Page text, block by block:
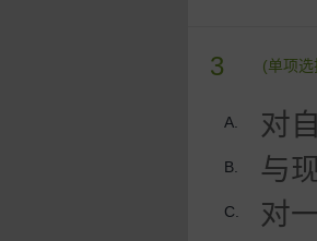
3 (单项选
A. 对
B. 与
C. 对